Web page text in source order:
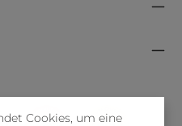
Cookies, um eine